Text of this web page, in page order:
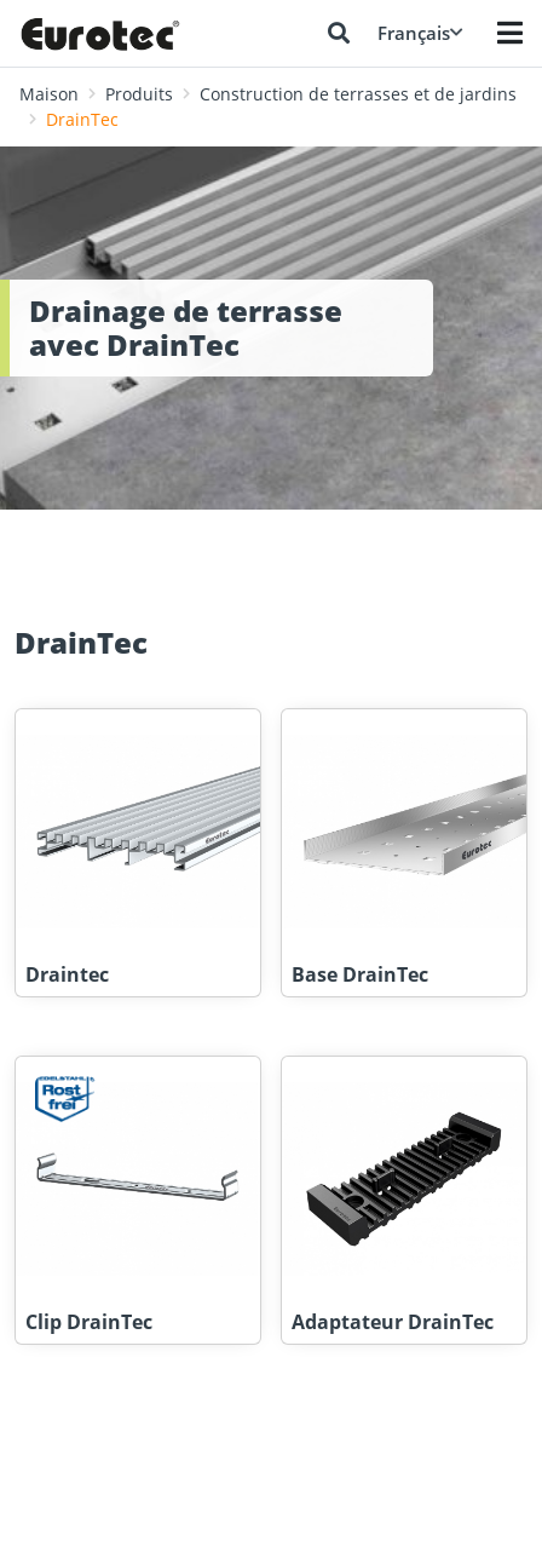
Français
Maison Produits
Construction de terrasses et de jardins
DrainTec
Drainage de terrasse
avec DrainTec
DrainTec
Draintec Base DrainTec
Clip DrainTec Adaptateur DrainTec